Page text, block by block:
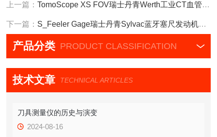
上一篇：TomoScope XS FOV瑞士丹青Werth工业CT血管支架无损测量
下一篇： S_Feeler Gage瑞士丹青Sylvac蓝牙塞尺发动机间隙测量仪
产品分类 PRODUCT CLASSIFICATION
技术文章 TECHNICAL ARTICLES
刀具测量仪的历史与演变
2024-08-16